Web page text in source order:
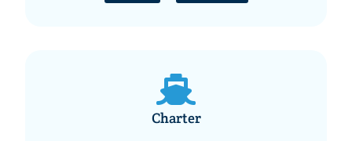
Charter